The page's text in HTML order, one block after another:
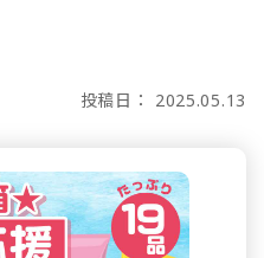
投稿日： 2025.05.13